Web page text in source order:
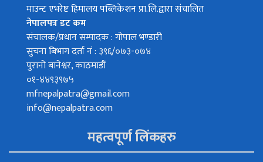
माउन्ट एभरेष्ट हिमालय पब्लिकेशन प्रा.लि.द्वारा संचालित
नेपालपत्र डट कम
संचालक/प्रधान सम्पादक : गोपाल भण्डारी
सुचना बिभाग दर्ता नं : ३९६/०७३-०७४
पुरानो बानेश्वर, काठमाडौं
०१-४४९३९७५
mfnepalpatra@gmail.com
info@nepalpatra.com
महत्वपूर्ण लिंकहरु